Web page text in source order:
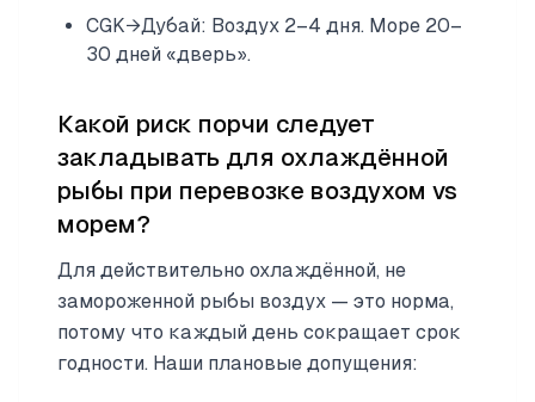
CGK→Дубай: Воздух 2–4 дня. Море 20–
30 дней «дверь».
Какой риск порчи следует
закладывать для охлаждённой
рыбы при перевозке воздухом vs
морем?
Для действительно охлаждённой, не
замороженной рыбы воздух — это норма,
потому что каждый день сокращает срок
годности. Наши плановые допущения: